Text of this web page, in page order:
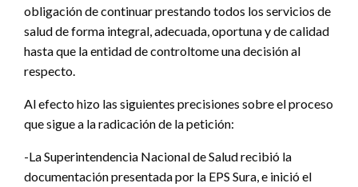
obligación de continuar prestando todos los servicios de
salud de forma integral, adecuada, oportuna y de calidad
hasta que la entidad de controltome una decisión al
respecto.
Al efecto hizo las siguientes precisiones sobre el proceso
que sigue a la radicación de la petición:
-La Superintendencia Nacional de Salud recibió la
documentación presentada por la EPS Sura, e inició el